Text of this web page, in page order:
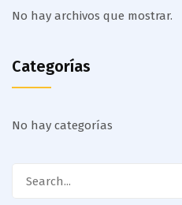
No hay archivos que mostrar.
Categorías
No hay categorías